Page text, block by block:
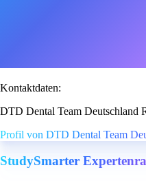
Kontaktdaten:
DTD Dental Team Deutschland
Profil von DTD Dental Team
StudySmarter